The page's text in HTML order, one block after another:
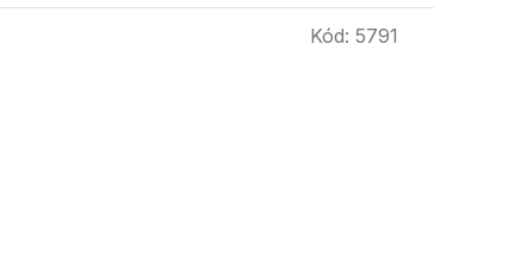
Kód: 5791